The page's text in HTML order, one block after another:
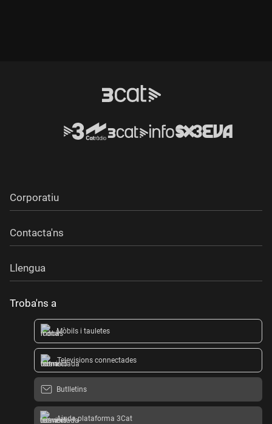
Corporatiu
Contacta'ns
Llengua
Troba'ns a
Mòbils i tauletes
Televisions connectades
Butlletins
Ajuda plataforma 3Cat